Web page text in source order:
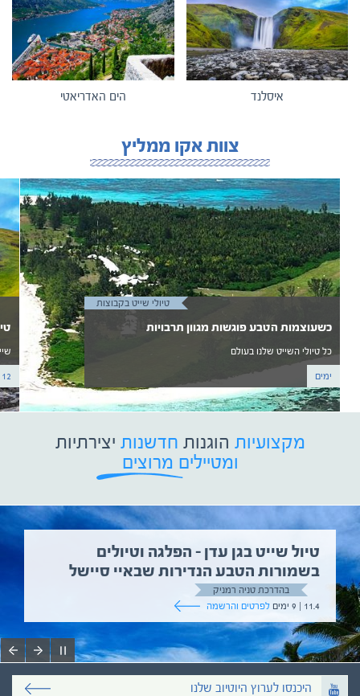
איסלנד הים האדריאטי
צוות אקו ממליץ
טיולי שייט בקבוצות
כשעוצמות הטבע פוגשות מגוון תרבויות
כל טיולי השייט שלנו בעולם
ימים 12 ימים
מקצועיות הוגנות חדשנות יצירתיות
ומטיילים מרוצים
טיול שייט בגן עדן – הפלגה וטיולים
בשמורות הטבע הנדירות שבאיי סיישל
בהדרכת טניה רמניק
11.4 | 9 ימים
לפרטים והרשמה
היכנסו לערוץ היוטיוב שלנו